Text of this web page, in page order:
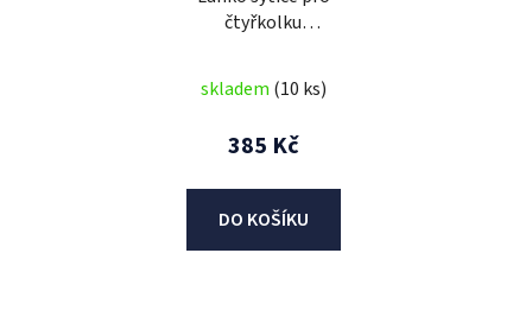
čtyřkolku
125cc
skladem (10 ks)
385 Kč
DO KOŠÍKU